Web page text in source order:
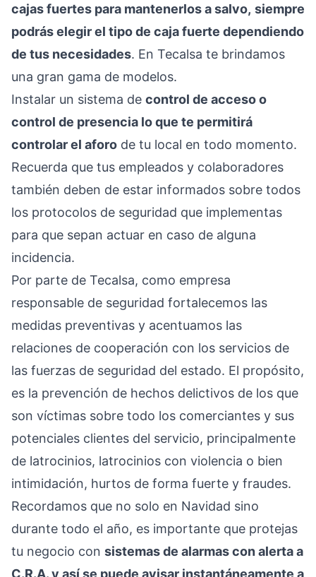
cajas fuertes para mantenerlos a salvo, siempre
podrás elegir el tipo de caja fuerte dependiendo
de tus necesidades. En Tecalsa te brindamos
una gran gama de modelos.
Instalar un sistema de control de acceso o
control de presencia lo que te permitirá
controlar el aforo de tu local en todo momento.
Recuerda que tus empleados y colaboradores
también deben de estar informados sobre todos
los protocolos de seguridad que implementas
para que sepan actuar en caso de alguna
incidencia.
Por parte de Tecalsa, como empresa
responsable de seguridad fortalecemos las
medidas preventivas y acentuamos las
relaciones de cooperación con los servicios de
las fuerzas de seguridad del estado. El propósito,
es la prevención de hechos delictivos de los que
son víctimas sobre todo los comerciantes y sus
potenciales clientes del servicio, principalmente
de latrocinios, latrocinios con violencia o bien
intimidación, hurtos de forma fuerte y fraudes.
Recordamos que no solo en Navidad sino
durante todo el año, es importante que protejas
tu negocio con sistemas de alarmas con alerta a
C.R.A. y así se puede avisar instantáneamente a